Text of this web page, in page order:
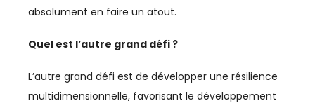
INDUSTRIES CULTURELLES
absolument en faire un atout.
Quel est l’autre grand défi ?
L’autre grand défi est de développer une résilience
multidimensionnelle, favorisant le développement